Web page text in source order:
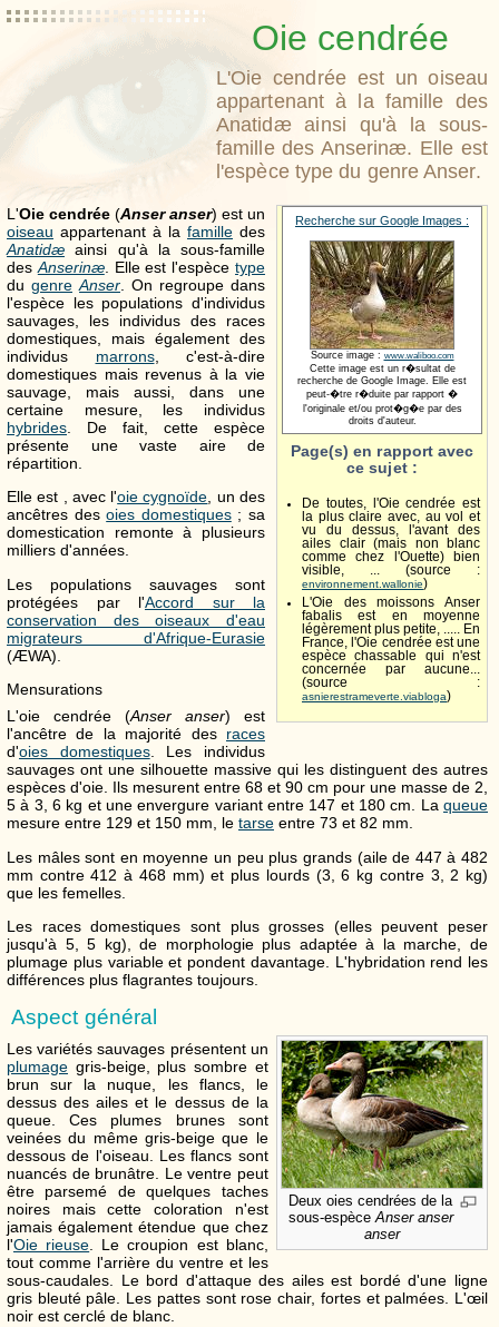
Oie cendrée
L'Oie cendrée est un oiseau
appartenant à la famille des
Anatidæ ainsi qu'à la sous-
famille des Anserinæ. Elle est
l'espèce type du genre Anser.
Recherche sur Google Images :
Source image : www.waliboo.com
Cette image est un r�sultat de
recherche de Google Image. Elle est
peut-�tre r�duite par rapport �
l'originale et/ou prot�g�e par des
droits d'auteur.
Page(s) en rapport avec
ce sujet :
De toutes, l'Oie cendrée est
la plus claire avec, au vol et
vu du dessus, l'avant des
ailes clair (mais non blanc
comme chez l'Ouette) bien
visible, ... (source :
environnement.wallonie)
L'Oie des moissons Anser
fabalis est en moyenne
légèrement plus petite, ..... En
France, l'Oie cendrée est une
espèce chassable qui n'est
concernée par aucune...
(source :
asnierestrameverte.viabloga)
L'Oie cendrée (Anser anser) est un
oiseau appartenant à la famille des
Anatidæ ainsi qu'à la sous-famille
des Anserinæ. Elle est l'espècetype
du genre Anser . On regroupe dans
l'espèce les populations d'individus
sauvages, les individus des races
domestiques, mais également des
individus marrons, c'est-à-dire
domestiques mais revenus à la vie
sauvage, mais aussi, dans une
certaine mesure, les individus
hybrides . De fait, cette espèce
présente une vaste aire de
répartition.
Elle est , avec l'oie cygnoïde, un des
ancêtres desoies domestiques; sa
domestication remonte à plusieurs
milliers d'années.
Les populations sauvages sont
protégées par l'Accord sur la
conservation des oiseaux d'eau
migrateurs d'Afrique-Eurasie
(ÆWA).
Mensurations
L'oie cendrée (Anser anser) est
l'ancêtre de la majorité des races
d'oies domestiques. Les individus
sauvages ont une silhouette massive qui les distinguent des autres
espèces d'oie. Ils mesurent entre 68 et 90 cm pour une masse de 2,
5 à 3, 6 kg et une envergure variant entre 147 et 180 cm. La queue
mesure entre 129 et 150 mm, le tarse entre 73 et 82 mm.
Les mâles sont en moyenne un peu plus grands (aile de 447 à 482
mm contre 412 à 468 mm) et plus lourds (3, 6 kg contre 3, 2 kg)
que les femelles.
Les races domestiques sont plus grosses (elles peuvent peser
jusqu'à 5, 5 kg), de morphologie plus adaptée à la marche, de
plumage plus variable et pondent davantage. L'hybridation rend les
différences plus flagrantes toujours.
Aspect général
Deux oies cendrées de la
sous-espèceAnser anser
anser
Les variétés sauvages présentent un
plumage gris-beige, plus sombre et
brun sur la nuque, les flancs, le
dessus des ailes et le dessus de la
queue. Ces plumes brunes sont
veinées du même gris-beige que le
dessous de l'oiseau. Les flancs sont
nuancés de brunâtre. Le ventre peut
être parsemé de quelques taches
noires mais cette coloration n'est
jamais également étendue que chez
l'Oie rieuse. Le croupion est blanc,
tout comme l'arrière du ventre et les
sous-caudales. Le bord d'attaque des ailes est bordé d'une ligne
gris bleuté pâle. Les pattes sont rose chair, fortes et palmées. L'œil
noir est cerclé de blanc.